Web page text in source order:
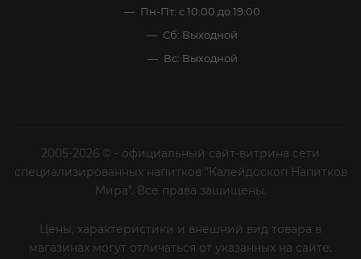
Пн-Пт: с 10:00 до 19:00
Сб: Выходной
Вс: Выходной
2005-2026 © - официальный сайт-витрина сети
специализированных напитков "Калейдоскоп Напитков
Мира". Все права защищены.
Цены, характеристики и внешний вид товара в
магазинах могут отличаться от указанных на сайте.